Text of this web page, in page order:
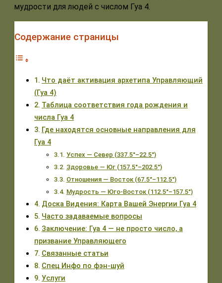
мудрости для людей с числом Гуа 4.
Содержание страницы
Что даёт активация архетипа Управляющий
(Гуа 4)
Таблица соответствия года рождения и
числа Гуа 4
Где находятся основные направления для
Гуа 4
Успех — Север (337.5°–22.5°)
Здоровье — Юг (157.5°–202.5°)
Отношения — Восток (67.5°–112.5°)
Мудрость — Юго-Восток (112.5°–157.5°)
Доска Видения: Карта Вашей Энергии Гуа 4
Часто задаваемые вопросы
Заключение: Гуа 4 — не просто число, а
призвание Управляющего
Связанные статьи
Спец Инфо по фэн-шуй
Услуги